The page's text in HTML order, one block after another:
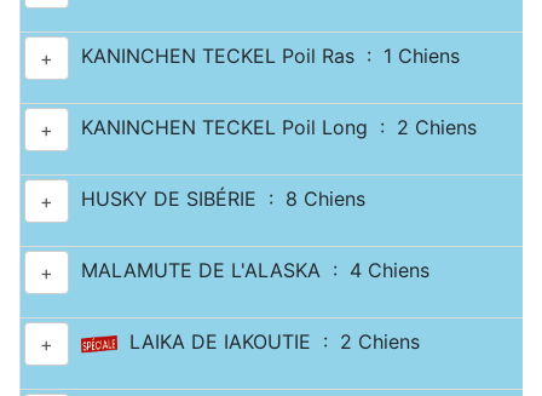
+ KANINCHEN TECKEL Poil Ras : 1 Chiens
+ KANINCHEN TECKEL Poil Long : 2 Chiens
+ HUSKY DE SIBÉRIE : 8 Chiens
+ MALAMUTE DE L'ALASKA : 4 Chiens
+ LAIKA DE IAKOUTIE : 2 Chiens